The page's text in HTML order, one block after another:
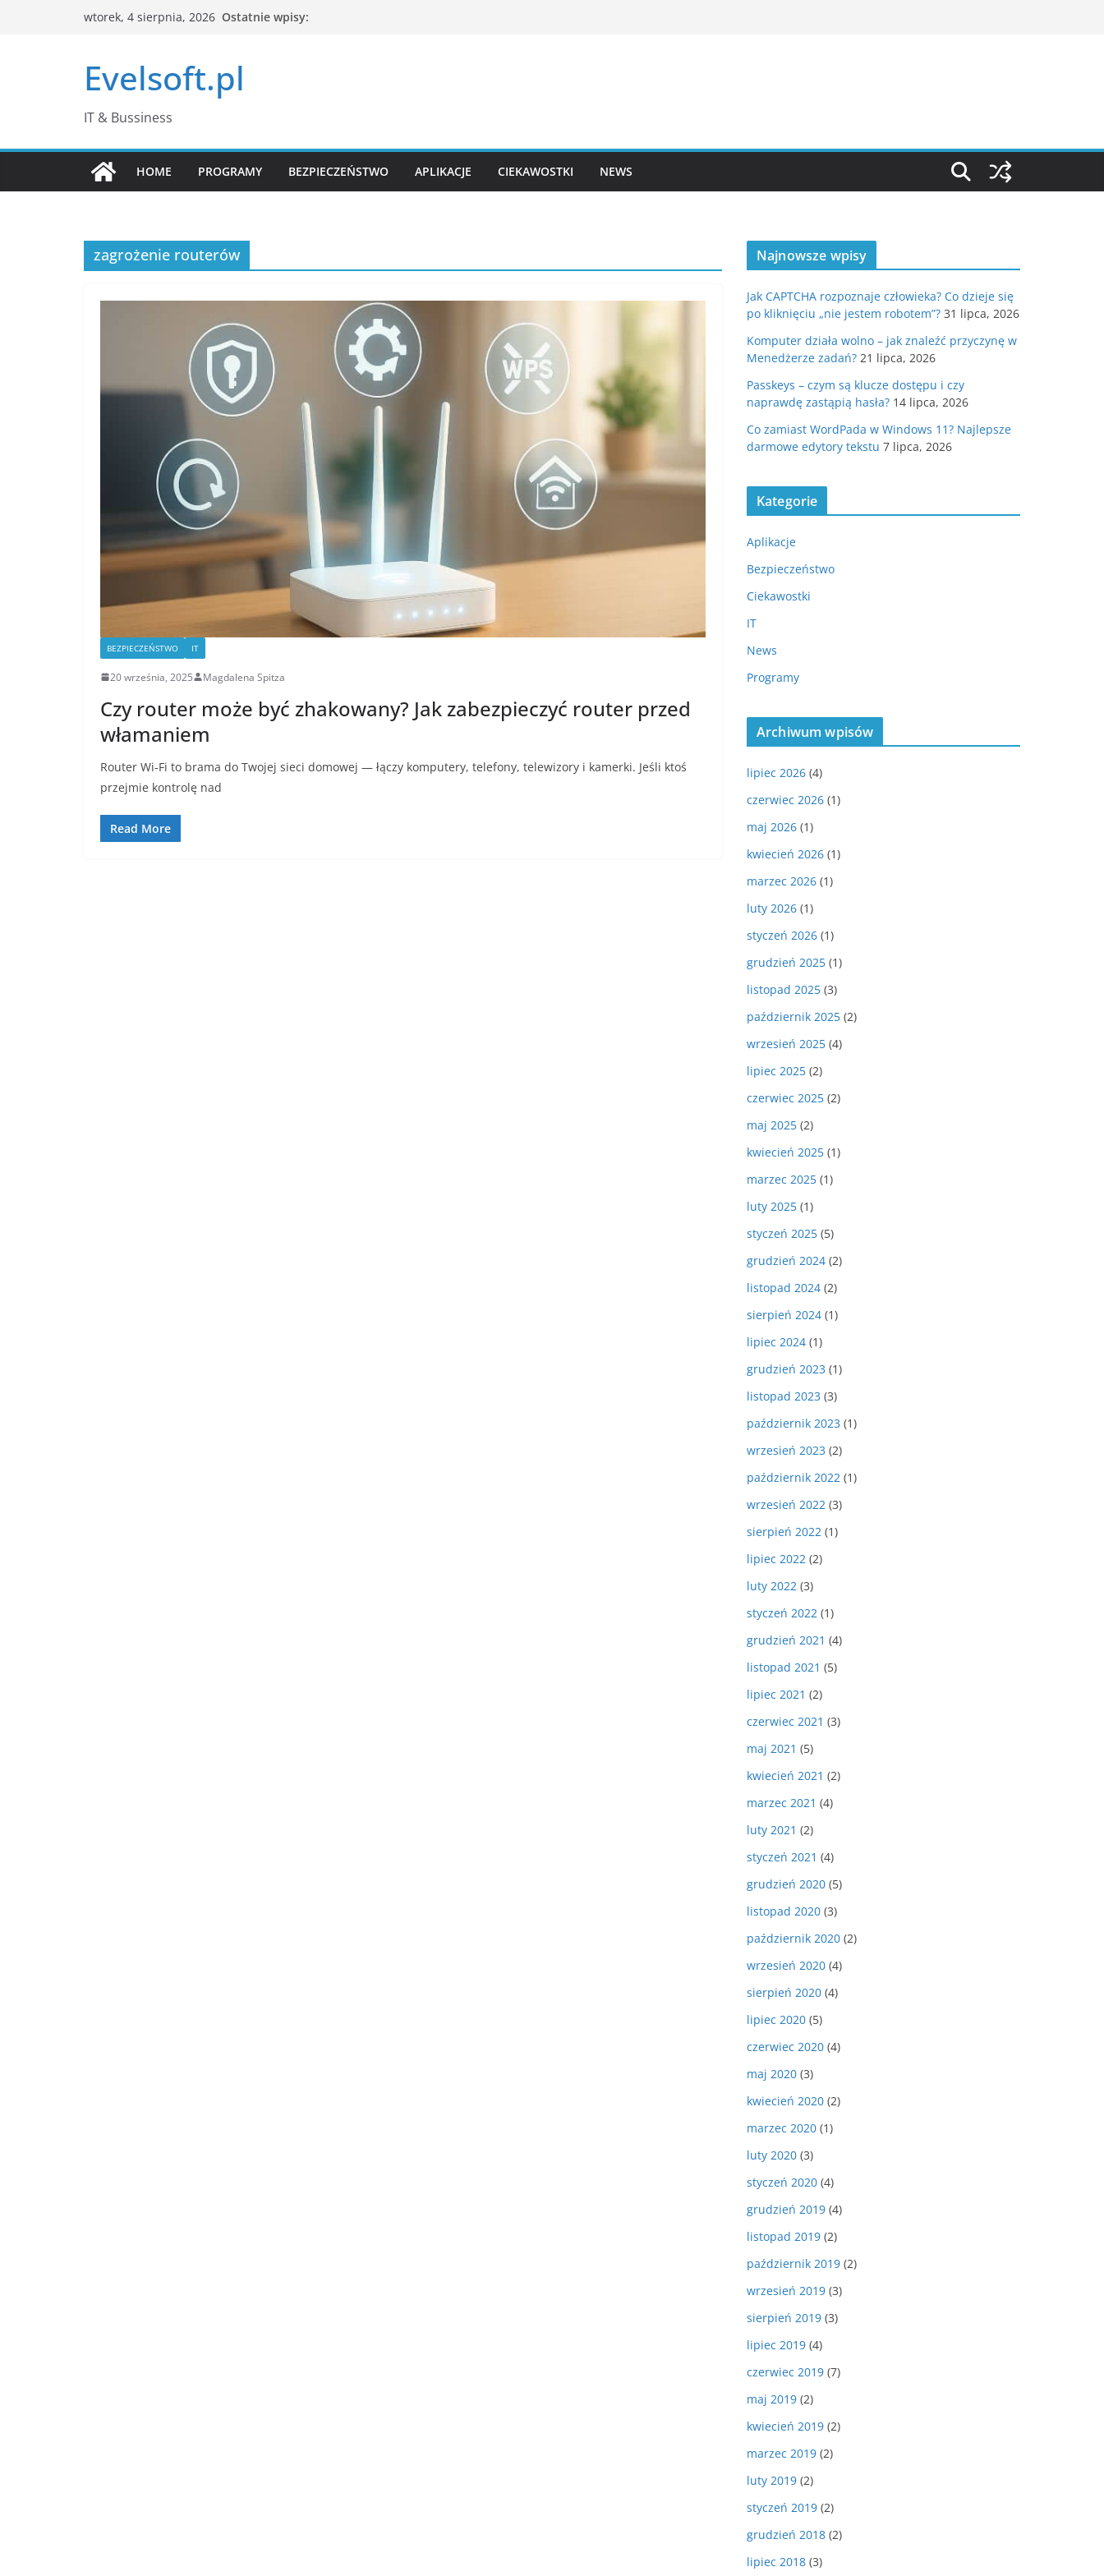
wtorek, 4 sierpnia, 2026 Ostatnie wpisy:
Evelsoft.pl
IT & Bussiness
HOME PROGRAMY BEZPIECZEŃSTWO APLIKACJE CIEKAWOSTKI NEWS
zagrożenie routerów
BEZPIECZEŃSTWO IT
20 września, 2025 Magdalena Spitza
Czy router może być zhakowany? Jak zabezpieczyć router przed
włamaniem
Router Wi‑Fi to brama do Twojej sieci domowej — łączy komputery, telefony, telewizory i kamerki. Jeśli ktoś
przejmie kontrolę nad
Read More
Najnowsze wpisy
Jak CAPTCHA rozpoznaje człowieka? Co dzieje się
po kliknięciu „nie jestem robotem”? 31 lipca, 2026
Komputer działa wolno – jak znaleźć przyczynę w
Menedżerze zadań? 21 lipca, 2026
Passkeys – czym są klucze dostępu i czy
naprawdę zastąpią hasła? 14 lipca, 2026
Co zamiast WordPada w Windows 11? Najlepsze
darmowe edytory tekstu 7 lipca, 2026
Kategorie
Aplikacje
Bezpieczeństwo
Ciekawostki
IT
News
Programy
Archiwum wpisów
lipiec 2026 (4)
czerwiec 2026 (1)
maj 2026 (1)
kwiecień 2026 (1)
marzec 2026 (1)
luty 2026 (1)
styczeń 2026 (1)
grudzień 2025 (1)
listopad 2025 (3)
październik 2025 (2)
wrzesień 2025 (4)
lipiec 2025 (2)
czerwiec 2025 (2)
maj 2025 (2)
kwiecień 2025 (1)
marzec 2025 (1)
luty 2025 (1)
styczeń 2025 (5)
grudzień 2024 (2)
listopad 2024 (2)
sierpień 2024 (1)
lipiec 2024 (1)
grudzień 2023 (1)
listopad 2023 (3)
październik 2023 (1)
wrzesień 2023 (2)
październik 2022 (1)
wrzesień 2022 (3)
sierpień 2022 (1)
lipiec 2022 (2)
luty 2022 (3)
styczeń 2022 (1)
grudzień 2021 (4)
listopad 2021 (5)
lipiec 2021 (2)
czerwiec 2021 (3)
maj 2021 (5)
kwiecień 2021 (2)
marzec 2021 (4)
luty 2021 (2)
styczeń 2021 (4)
grudzień 2020 (5)
listopad 2020 (3)
październik 2020 (2)
wrzesień 2020 (4)
sierpień 2020 (4)
lipiec 2020 (5)
czerwiec 2020 (4)
maj 2020 (3)
kwiecień 2020 (2)
marzec 2020 (1)
luty 2020 (3)
styczeń 2020 (4)
grudzień 2019 (4)
listopad 2019 (2)
październik 2019 (2)
wrzesień 2019 (3)
sierpień 2019 (3)
lipiec 2019 (4)
czerwiec 2019 (7)
maj 2019 (2)
kwiecień 2019 (2)
marzec 2019 (2)
luty 2019 (2)
styczeń 2019 (2)
grudzień 2018 (2)
lipiec 2018 (3)